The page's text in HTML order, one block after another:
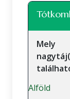
Mely
Alföld